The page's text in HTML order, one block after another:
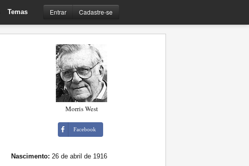
Temas Entrar Cadastre-se
Morris West
Facebook
Nascimento: 26 de abril de 1916